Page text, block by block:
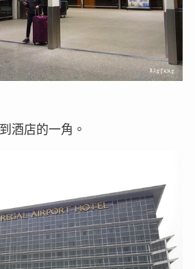
酒店的一角。